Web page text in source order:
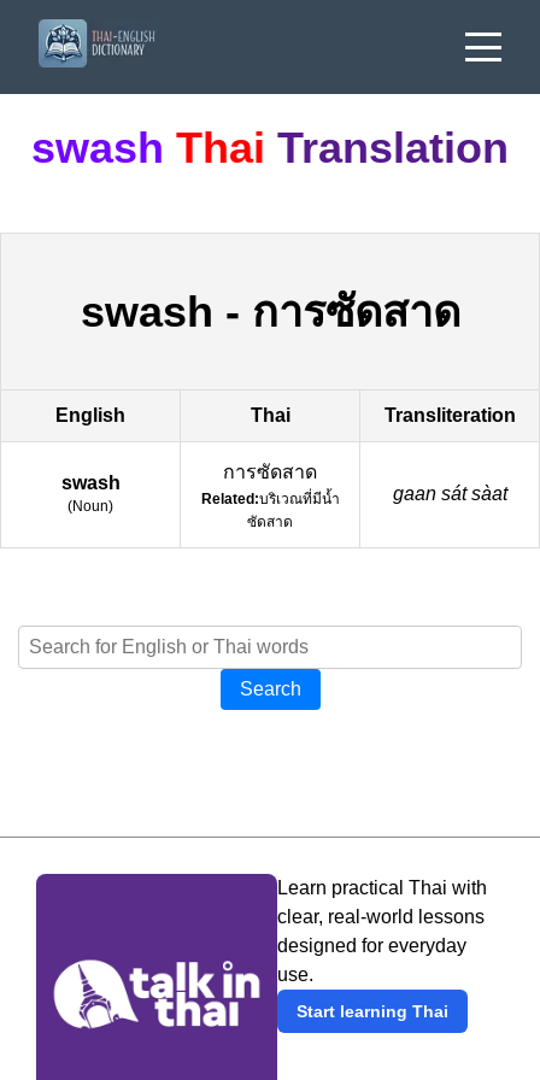
swash Thai Translation
swash - การซัดสาด
English Thai Transliteration
swash
(Noun)
การซัดสาด
Related:บริเวณที่มีน้ำ
ซัดสาด
gaan sát sàat
Search
Learn practical Thai with
clear, real-world lessons
designed for everyday
use.
Start learning Thai